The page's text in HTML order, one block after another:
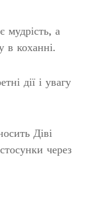
мудрість, а
в коханні.
дії і увагу
Діві
через